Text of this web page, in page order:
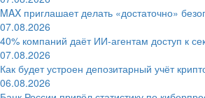
MAX приглашает делать «достаточно»
07.08.2026
40% компаний даёт ИИ‑агентам доступ к
07.08.2026
Как будет устроен депозитарный учёт
06.08.2026